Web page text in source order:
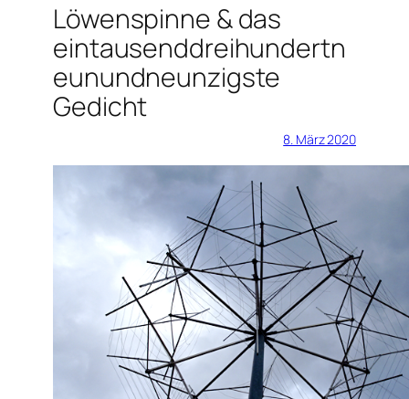
Löwenspinne & das
eintausenddreihundertn
eunundneunzigste
Gedicht
8. März 2020